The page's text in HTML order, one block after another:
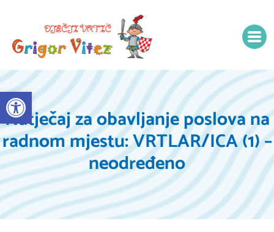
Open toolbar
Natječaj za obavljanje poslova na
radnom mjestu: VRTLAR/ICA (1) –
neodređeno